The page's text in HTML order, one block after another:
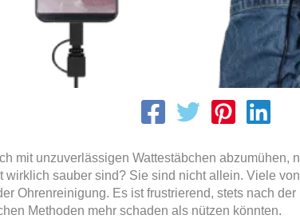
mit unzuverlässigen Wattestäbchen abzumühen,
wirklich sauber sind? Sie sind nicht allein. Viele
Ohrenreinigung. Es ist frustrierend, stets nach
Methoden mehr schaden als nützen könnten.